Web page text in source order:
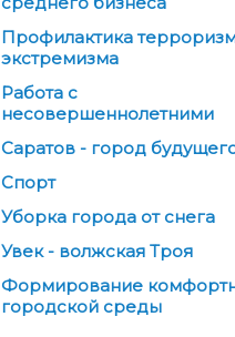
Профилактика
экстремизма
Работа с
несовершеннолетними
Саратов - город
Спорт
Уборка города от снега
Увек - волжская Троя
Формирование
городской среды